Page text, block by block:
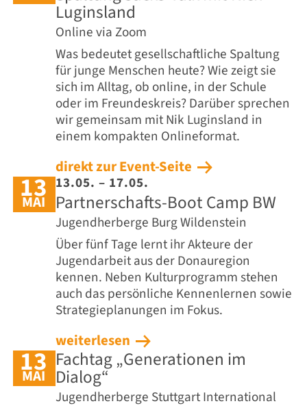
Luginsland
Online via Zoom
Was bedeutet gesellschaftliche Spaltung
für junge Menschen heute? Wie zeigt sie
sich im Alltag, ob online, in der Schule
oder im Freundeskreis? Darüber sprechen
wir gemeinsam mit Nik Luginsland in
einem kompakten Onlineformat.
direkt zur Event-Seite
13
MAI
13.05. – 17.05.
Partnerschafts-Boot Camp BW
Jugendherberge Burg Wildenstein
Über fünf Tage lernt ihr Akteure der
Jugendarbeit aus der Donauregion
kennen. Neben Kulturprogramm stehen
auch das persönliche Kennenlernen sowie
Strategieplanungen im Fokus.
weiterlesen
13
MAI
Fachtag „Generationen im
Dialog“
Jugendherberge Stuttgart International